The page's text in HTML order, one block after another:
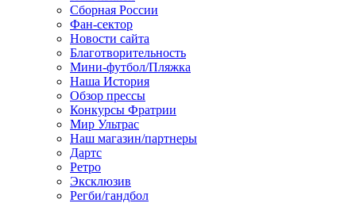
Сборная России
Фан-cектор
Новости сайта
Благотворительность
Мини-футбол/Пляжка
Наша История
Обзор прессы
Конкурсы Фратрии
Мир Ультрас
Наш магазин/партнеры
Дартс
Ретро
Эксклюзив
Регби/гандбол